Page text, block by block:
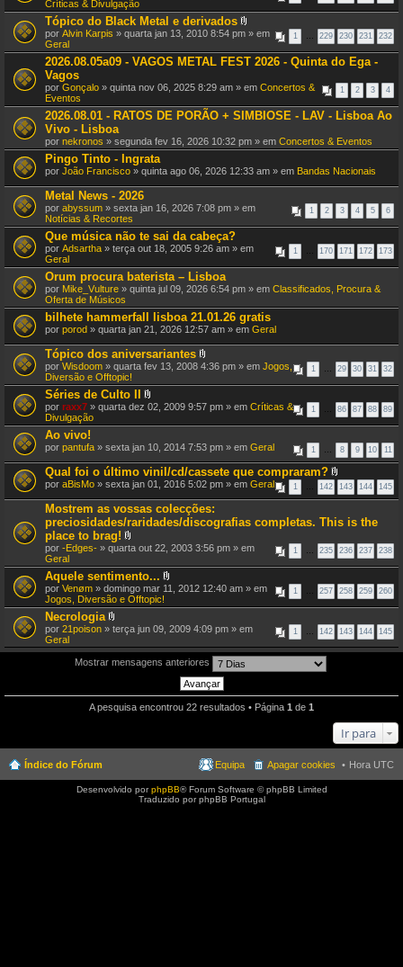
v
o
t
a
ç
ã
o
.
e
x
o
s
)
Críticas & Divulgação
Tópico do Black Metal e derivados
A
e
(
)
1 229 230 231 232
por Alvin Karpis » quarta jan 13, 2010 8:54 pm » em
Geral
2026.08.05a09 - VAGOS METAL FEST 2026 - Quinta do Ega -
Vagos
1 2 3 4
por Gonçalo » quinta nov 06, 2025 8:29 am » em Concertos &
Eventos
2026.08.01 - RATOS DE PORÃO + SIMBIOSE - LAV - Lisboa Ao
Vivo - Lisboa
por nekronos » segunda fev 16, 2026 10:32 pm » em Concertos & Eventos
Pingo Tinto - Ingrata
por João Francisco » quinta ago 06, 2026 12:33 am » em Bandas Nacionais
Metal News - 2026
1 2 3 4 5 6
por abyssum » sexta jan 16, 2026 7:08 pm » em
Notícias & Recortes
Que música não te sai da cabeça?
1 170 171 172 173
por Adsartha » terça out 18, 2005 9:26 am » em
Geral
Orum procura baterista – Lisboa
por Mike_Vulture » quinta jul 09, 2026 6:54 pm » em Classificados, Procura &
Oferta de Músicos
bilhete hammerfall lisboa 21.01.26 gratis
por porod » quarta jan 21, 2026 12:57 am » em Geral
Tópico dos aniversariantes
A
e
o
s
1 29 30 31 32
por Wisdoom » quarta fev 13, 2008 4:36 pm » em Jogos,
Diversão e Offtopic!
Séries de Culto II
A
e
o
s
)
1 86 87 88 89
por raxx7 » quarta dez 02, 2009 9:57 pm » em Críticas &
Divulgação
Ao vivo!
1 8 9 10 11
por pantufa » sexta jan 10, 2014 7:53 pm » em Geral
Qual foi o último vinil/cd/cassete que compraram?
A
n
e
o
s
)
1 142 143 144 145
por aBisMo » sexta jan 01, 2016 5:02 pm » em Geral
Mostrem as vossas colecções:
preciosidades/raridades/discografias completas. This is the
place to brag!
A
e
x
o
(
s
1 235 236 237 238
por -Edges- » quarta out 22, 2003 3:56 pm » em
Geral
Aquele sentimento...
A
n
e
o
s
)
1 257 258 259 260
por Venøm » domingo mar 11, 2012 12:40 am » em
Jogos, Diversão e Offtopic!
Necrologia
A
e
x
o
1 142 143 144 145
por 21poison » terça jun 09, 2009 4:09 pm » em
Geral
Mostrar mensagens anteriores
A pesquisa encontrou 22 resultados • Página 1 de 1
Ir para
Índice do Fórum Hora UTC
Apagar cookies
Equipa
Desenvolvido porphpBB® Forum Software © phpBB Limited
Traduzido por phpBB Portugal